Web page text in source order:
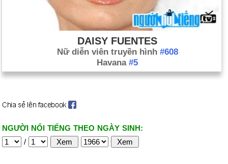
DAISY FUENTES
Nữ diễn viên truyền hình #608
Havana #5
NGƯỜI NỔI TIẾNG THEO NGÀY SINH:
/